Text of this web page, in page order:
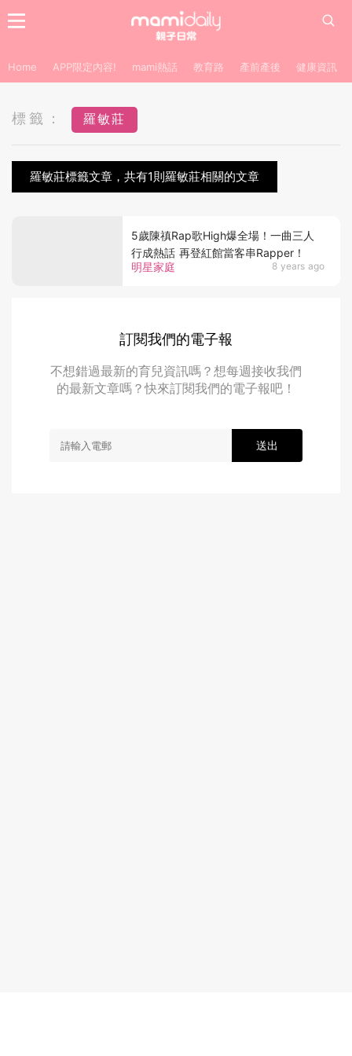
Home APP限定內容! mami熱話 教育路 產前產後 健康資訊
標籤： 羅敏莊
羅敏莊標籤文章，共有1則羅敏莊相關的文章
明星家庭 8 years ago
5歲陳禛Rap歌High爆全場！一曲三人
行成熱話 再登紅館當客串Rapper！
訂閱我們的電子報
不想錯過最新的育兒資訊嗎？想每週接收我們
的最新文章嗎？快來訂閱我們的電子報吧！
送出